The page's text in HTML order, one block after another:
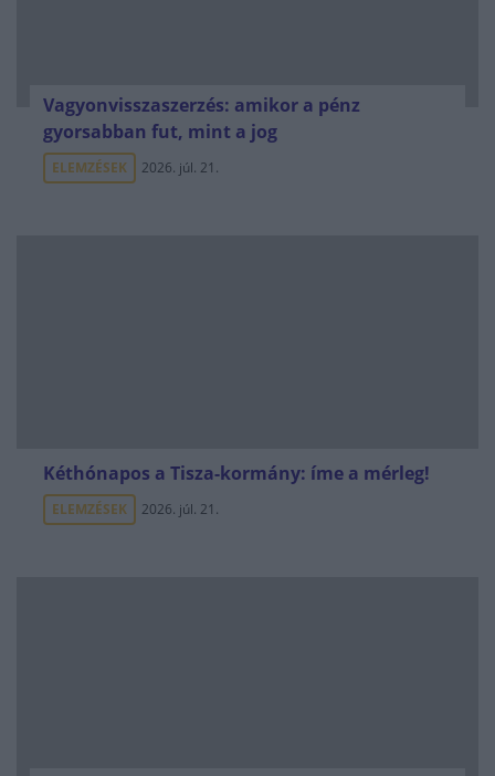
Vagyonvisszaszerzés: amikor a pénz
gyorsabban fut, mint a jog
ELEMZÉSEK 2026. júl. 21.
Kéthónapos a Tisza-kormány: íme a mérleg!
ELEMZÉSEK 2026. júl. 21.